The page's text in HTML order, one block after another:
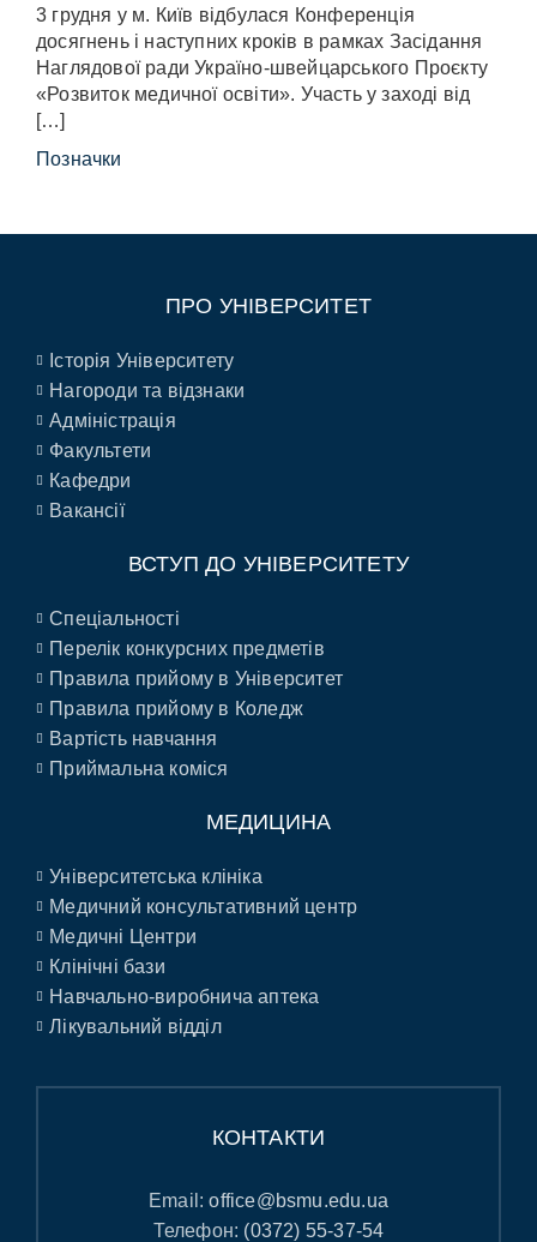
3 грудня у м. Київ відбулася Конференція
досягнень і наступних кроків в рамках Засідання
Наглядової ради Україно-швейцарського Проєкту
«Розвиток медичної освіти». Участь у заході від
[…]
Позначки
ПРО УНІВЕРСИТЕТ
Історія Університету
Нагороди та відзнаки
Адміністрація
Факультети
Кафедри
Вакансії
ВСТУП ДО УНІВЕРСИТЕТУ
Спеціальності
Перелік конкурсних предметів
Правила прийому в Університет
Правила прийому в Коледж
Вартість навчання
Приймальна коміся
МЕДИЦИНА
Університетська клініка
Медичний консультативний центр
Медичні Центри
Клінічні бази
Навчально-виробнича аптека
Лікувальний відділ
КОНТАКТИ
Email:office@bsmu.edu.ua
Телефон: (0372) 55-37-54